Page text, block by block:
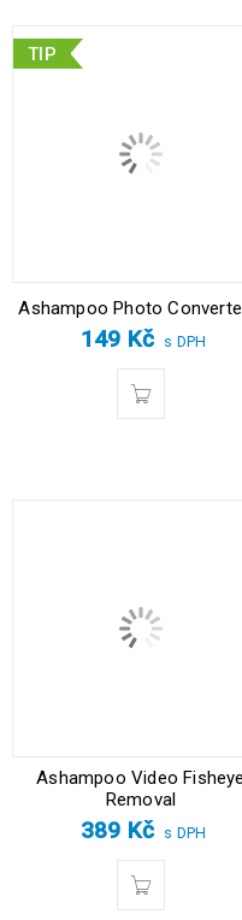
TIP
Ashampoo Photo
149 Kč s DPH
Ashampoo Video Fisheye
Removal
389 Kč s DPH